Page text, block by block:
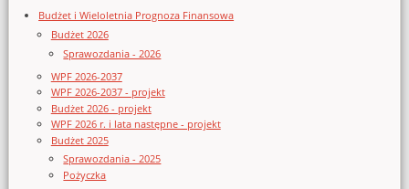
Budżet i Wieloletnia Prognoza Finansowa
Budżet 2026
Sprawozdania - 2026
WPF 2026-2037
WPF 2026-2037 - projekt
Budżet 2026 - projekt
WPF 2026 r. i lata następne - projekt
Budżet 2025
Sprawozdania - 2025
Pożyczka